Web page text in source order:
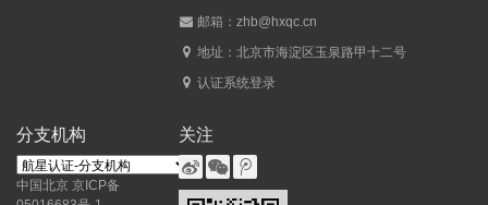
邮箱：zhb@hxqc.cn
地址：北京市海淀区玉泉路甲十二号
认证系统登录
分支机构
中国北京 京ICP备
关注